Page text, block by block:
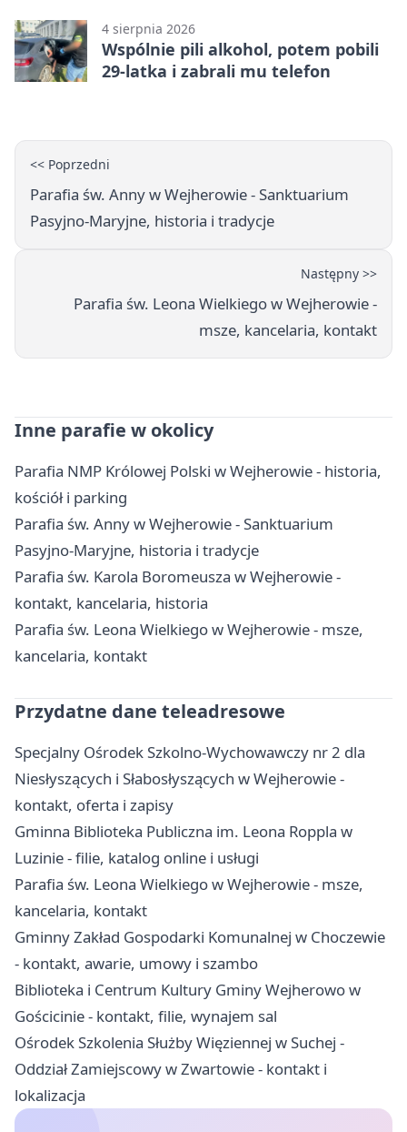
4 sierpnia 2026
Wspólnie pili alkohol, potem pobili
29-latka i zabrali mu telefon
<< Poprzedni
Parafia św. Anny w Wejherowie - Sanktuarium
Pasyjno-Maryjne, historia i tradycje
Następny >>
Parafia św. Leona Wielkiego w Wejherowie -
msze, kancelaria, kontakt
Inne parafie w okolicy
Parafia NMP Królowej Polski w Wejherowie - historia,
kościół i parking
Parafia św. Anny w Wejherowie - Sanktuarium
Pasyjno-Maryjne, historia i tradycje
Parafia św. Karola Boromeusza w Wejherowie -
kontakt, kancelaria, historia
Parafia św. Leona Wielkiego w Wejherowie - msze,
kancelaria, kontakt
Przydatne dane teleadresowe
Specjalny Ośrodek Szkolno-Wychowawczy nr 2 dla
Niesłyszących i Słabosłyszących w Wejherowie -
kontakt, oferta i zapisy
Gminna Biblioteka Publiczna im. Leona Roppla w
Luzinie - filie, katalog online i usługi
Parafia św. Leona Wielkiego w Wejherowie - msze,
kancelaria, kontakt
Gminny Zakład Gospodarki Komunalnej w Choczewie
- kontakt, awarie, umowy i szambo
Biblioteka i Centrum Kultury Gminy Wejherowo w
Gościcinie - kontakt, filie, wynajem sal
Ośrodek Szkolenia Służby Więziennej w Suchej -
Oddział Zamiejscowy w Zwartowie - kontakt i
lokalizacja